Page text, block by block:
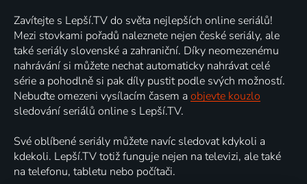
Zavítejte s Lepší.TV do světa nejlepších online seriálů!
Mezi stovkami pořadů naleznete nejen české seriály, ale
také seriály slovenské a zahraniční. Díky neomezenému
nahrávání si můžete nechat automaticky nahrávat celé
série a pohodlně si pak díly pustit podle svých možností.
Nebuďte omezeni vysílacím časem a objevte kouzlo
sledování seriálů online s Lepší.TV.
Své oblíbené seriály můžete navíc sledovat kdykoli a
kdekoli. Lepší.TV totiž funguje nejen na televizi, ale také
na telefonu, tabletu nebo počítači.